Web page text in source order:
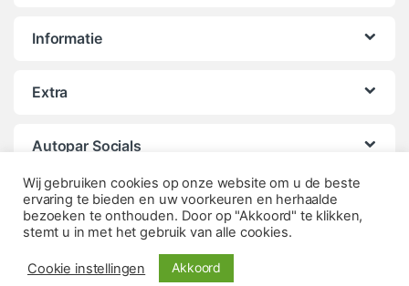
Informatie
Extra
Autopar Socials
Wij gebruiken cookies op onze website om u de beste
ervaring te bieden en uw voorkeuren en herhaalde
bezoeken te onthouden. Door op "Akkoord" te klikken,
stemt u in met het gebruik van alle cookies.
Cookie instellingen Akkoord